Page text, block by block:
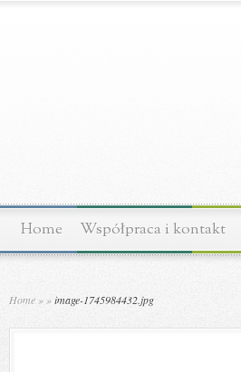
Home Współpraca i kontakt
Home » »image-1745984432.jpg